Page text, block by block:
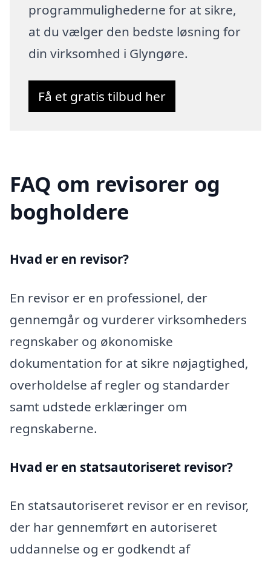
programmulighederne for at sikre,
at du vælger den bedste løsning for
din virksomhed i Glyngøre.
Få et gratis tilbud her
FAQ om revisorer og
bogholdere
Hvad er en revisor?
En revisor er en professionel, der
gennemgår og vurderer virksomheders
regnskaber og økonomiske
dokumentation for at sikre nøjagtighed,
overholdelse af regler og standarder
samt udstede erklæringer om
regnskaberne.
Hvad er en statsautoriseret revisor?
En statsautoriseret revisor er en revisor,
der har gennemført en autoriseret
uddannelse og er godkendt af